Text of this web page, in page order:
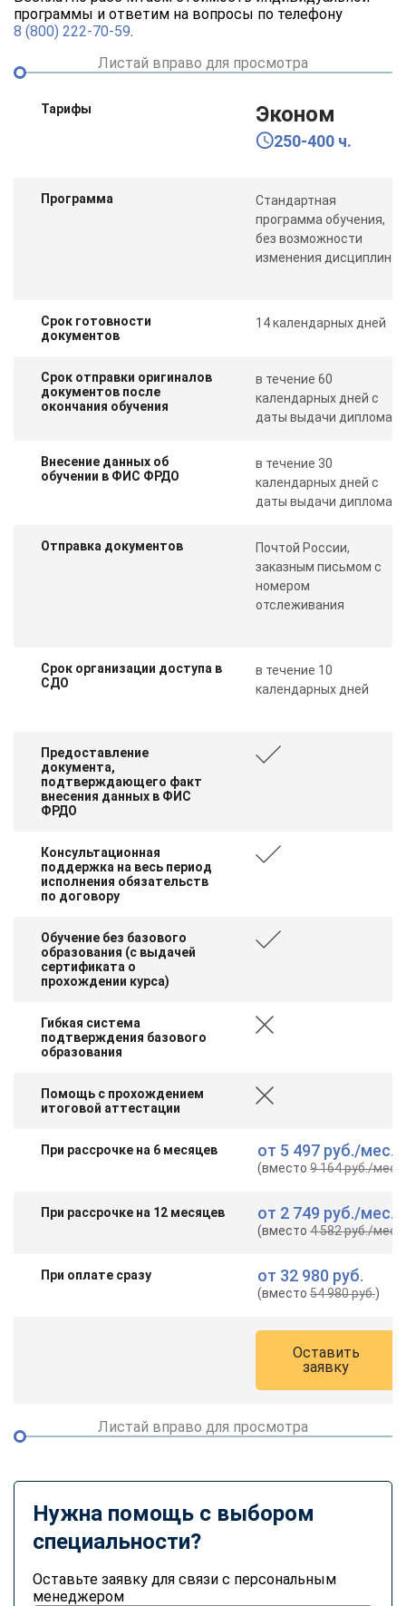
программы и ответим на вопросы по телефону
8 (800) 222-70-59.
Листай вправо для просмотра
Тарифы Эконом
250-400 ч.
Программа
Стандартная
программа обучения,
без возможности
изменения дисциплин
Срок готовности
документов
14 календарных дней
Срок отправки оригиналов
документов после
окончания обучения
в течение 60
календарных дней с
даты выдачи диплома
Внесение данных об
обучении в ФИС ФРДО
в течение 30
календарных дней с
даты выдачи диплома
Отправка документов
Почтой России,
заказным письмом с
номером
отслеживания
Срок организации доступа в
СДО
в течение 10
календарных дней
Предоставление
документа,
подтверждающего факт
внесения данных в ФИС
ФРДО
Консультационная
поддержка на весь период
исполнения обязательств
по договору
Обучение без базового
образования (с выдачей
сертификата о
прохождении курса)
Гибкая система
подтверждения базового
образования
Помощь с прохождением
итоговой аттестации
При рассрочке на 6 месяцев от 5 497 руб./мес.
(вместо9 164 руб./мес.
При рассрочке на 12 месяцев от 2 749 руб./мес.
(вместо4 582 руб./мес.
При оплате сразу от 32 980 руб.
(вместо54 980 руб.)
Оставить
заявку
Листай вправо для просмотра
Нужна помощь с выбором
специальности?
Оставьте заявку для связи с персональным
менеджером